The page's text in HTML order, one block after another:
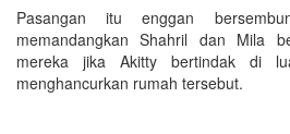
Pasangan itu enggan
memandangkan Shahril dan Mila
mereka jika Akitty bertindak di
menghancurkan rumah tersebut.